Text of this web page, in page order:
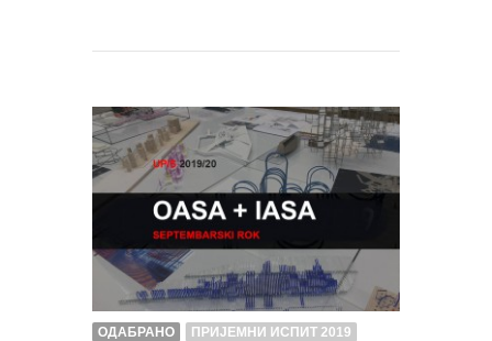
ОДАБРАНО
ПРИЈЕМНИ ИСПИТ 2019